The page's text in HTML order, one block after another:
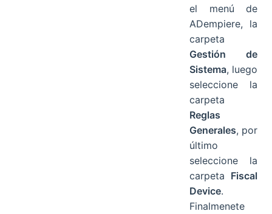
el menú de
ADempiere, la
carpeta
Gestión de
Sistema, luego
seleccione la
carpeta
Reglas
Generales, por
último
seleccione la
carpeta Fiscal
Device.
Finalmenete